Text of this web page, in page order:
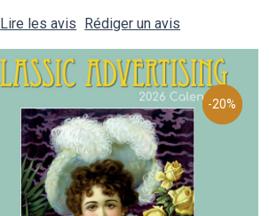
Lire les avis Rédiger un avis
-20%
-20%